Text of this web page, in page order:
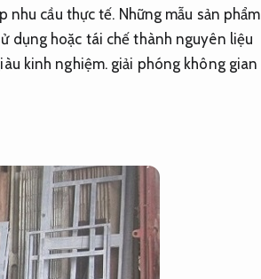
nhu cầu thực tế. Những mẫu sản phẩm
dụng hoặc tái chế thành nguyên liệu
kinh nghiệm. giải phóng không gian